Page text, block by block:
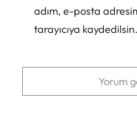
adım, e-posta
tarayıcıya kaydedilsin.